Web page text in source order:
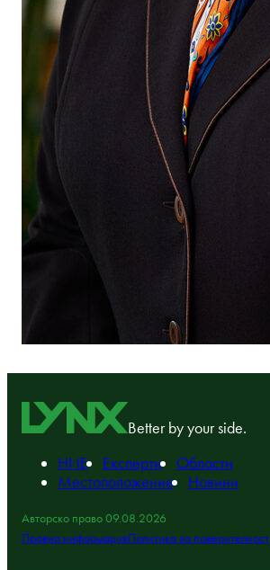
Better by your side.
НИЕ
Експерти
Области
Местоположение
Новини
Авторско право 09.08.2026
Правна информацияПолитика за поверителност